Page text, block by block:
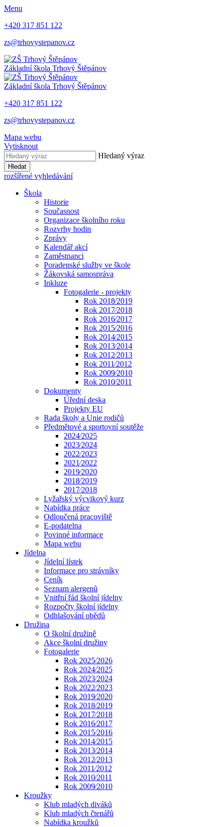
Menu
+420 317 851 122
zs@trhovystepanov.cz
Základní škola Trhový Štěpánov
Základní škola Trhový Štěpánov
+420 317 851 122
zs@trhovystepanov.cz
Mapa webu
Vytisknout
Hledaný výraz
Hledat
rozšířené vyhledávání
Škola
Historie
Současnost
Organizace školního roku
Rozvrhy hodin
Zprávy
Kalendář akcí
Zaměstnanci
Poradenské služby ve škole
Žákovská samospráva
Inkluze
Fotogalerie - projekty
Rok 2018⁄2019
Rok 2017⁄2018
Rok 2016⁄2017
Rok 2015⁄2016
Rok 2014⁄2015
Rok 2013⁄2014
Rok 2012⁄2013
Rok 2011⁄2012
Rok 2009⁄2010
Rok 2010⁄2011
Dokumenty
Úřední deska
Projekty EU
Rada školy a Unie rodičů
Předmětové a sportovní soutěže
2024⁄2025
2023⁄2024
2022⁄2023
2021⁄2022
2019⁄2020
2018⁄2019
2017⁄2018
Lyžařský výcvikový kurz
Nabídka práce
Odloučená pracoviště
E-podatelna
Povinné informace
Mapa webu
Jídelna
Jídelní lístek
Informace pro strávníky
Ceník
Seznam alergenů
Vnitřní řád školní jídelny
Rozpočty školní jídelny
Odhlašování obědů
Družina
O školní družině
Akce školní družiny
Fotogalerie
Rok 2025⁄2026
Rok 2024⁄2025
Rok 2023⁄2024
Rok 2022⁄2023
Rok 2019⁄2020
Rok 2018⁄2019
Rok 2017⁄2018
Rok 2016⁄2017
Rok 2015⁄2016
Rok 2014⁄2015
Rok 2013⁄2014
Rok 2012⁄2013
Rok 2011⁄2012
Rok 2010⁄2011
Rok 2009⁄2010
Kroužky
Klub mladých diváků
Klub mladých čtenářů
Nabídka kroužků